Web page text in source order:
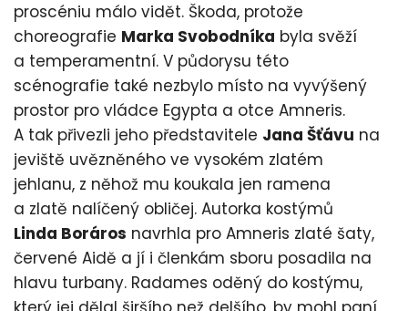
proscéniu málo vidět. Škoda, protože
choreografie Marka Svobodníka byla svěží
a temperamentní. V půdorysu této
scénografie také nezbylo místo na vyvýšený
prostor pro vládce Egypta a otce Amneris.
A tak přivezli jeho představitele Jana Šťávu na
jeviště uvězněného ve vysokém zlatém
jehlanu, z něhož mu koukala jen ramena
a zlatě nalíčený obličej. Autorka kostýmů
Linda Boráros navrhla pro Amneris zlaté šaty,
červené Aidě a jí i členkám sboru posadila na
hlavu turbany. Radames oděný do kostýmu,